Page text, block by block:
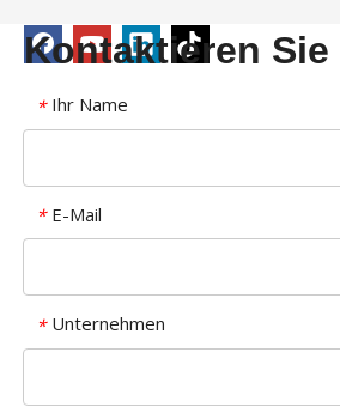
Kontaktieren Sie
* Ihr Name
* E-Mail
* Unternehmen